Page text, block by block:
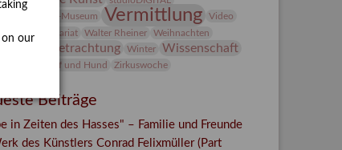
Ludwig-Museum
Vermittlung
Video
Volontariat Walter Rheiner
Weihnachten
Werkbetrachtung Winter Wissenschaft
Wolf und Hund Zirkuswoche
Beiträge
in Zeiten des Hasses" – Familie und Freunde
des Künstlers Conrad Felixmüller (Part
our